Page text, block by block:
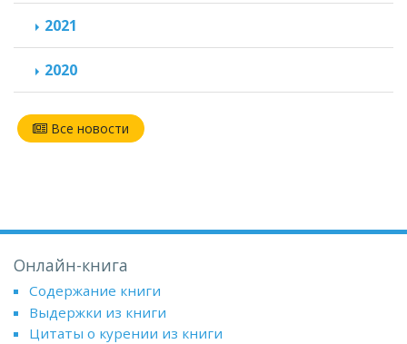
2021
2020
Все новости
Онлайн-книга
Содержание книги
Выдержки из книги
Цитаты о курении из книги